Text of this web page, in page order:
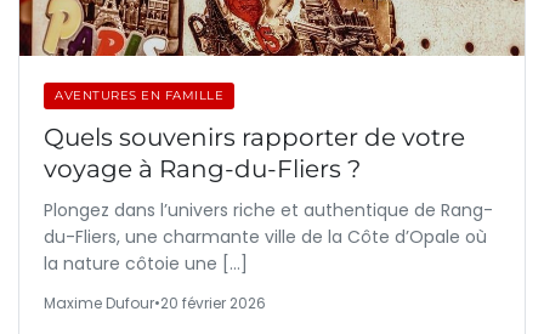
AVENTURES EN FAMILLE
Quels souvenirs rapporter de votre
voyage à Rang-du-Fliers ?
Plongez dans l’univers riche et authentique de Rang-
du-Fliers, une charmante ville de la Côte d’Opale où
la nature côtoie une […]
Maxime Dufour•20 février 2026